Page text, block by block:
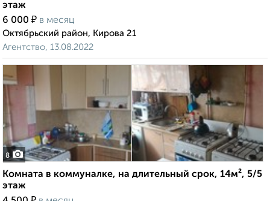
этаж
6 000 ₽ в месяц
Октябрьский район, Кирова 21
Агентство, 13.08.2022
8
Комната в коммуналке, на длительный срок, 14м², 5/5
этаж